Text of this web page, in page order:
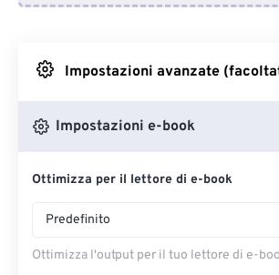
Da Google Drive
Impostazioni avanzate
Impostazioni e-book
Ottimizza per il lettore di e-book
Predefinito
Ottimizza l'output per il tuo lettore di e-